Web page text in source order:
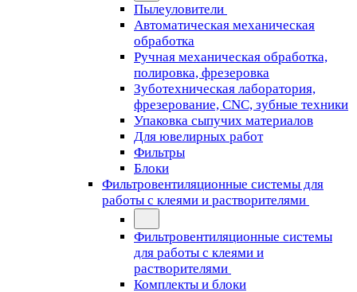
Пылеуловители
Автоматическая механическая
обработка
Ручная механическая обработка,
полировка, фрезеровка
Зуботехническая лаборатория,
фрезерование, CNC, зубные техники
Упаковка сыпучих материалов
Для ювелирных работ
Фильтры
Блоки
Фильтровентиляционные системы для
работы с клеями и растворителями
Фильтровентиляционные системы
для работы с клеями и
растворителями
Комплекты и блоки